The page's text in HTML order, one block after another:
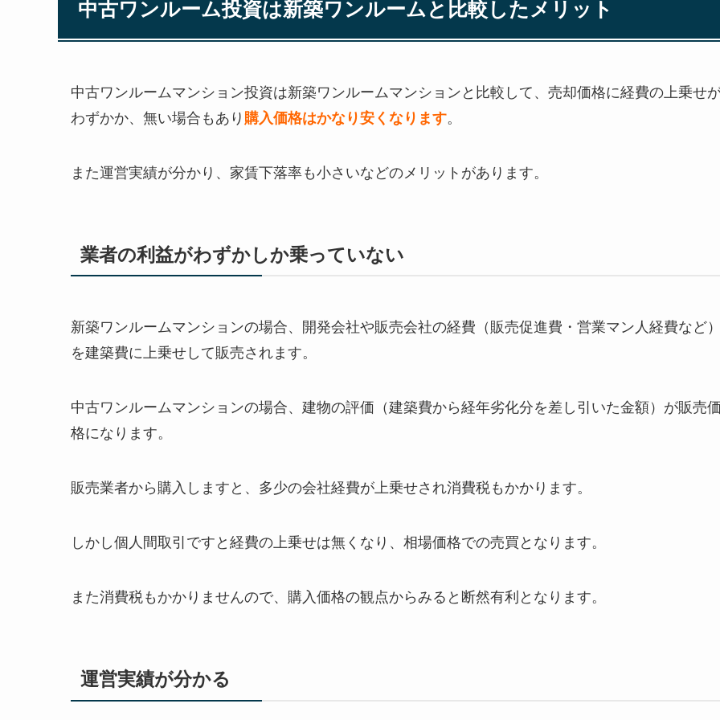
中古ワンルーム投資は新築ワンルームと比較したメリット
中古ワンルームマンション投資は新築ワンルームマンションと比較して、売却価格に経費の上乗せ
わずかか、無い場合もあり 購入価格はかなり安くなります。
また運営実績が分かり、家賃下落率も小さいなどのメリットがあります。
業者の利益がわずかしか乗っていない
新築ワンルームマンションの場合、開発会社や販売会社の経費（販売促進費・営業マン人経費など
を建築費に上乗せして販売されます。
中古ワンルームマンションの場合、建物の評価（建築費から経年劣化分を差し引いた金額）が販売
格になります。
販売業者から購入しますと、多少の会社経費が上乗せされ消費税もかかります。
しかし個人間取引ですと経費の上乗せは無くなり、相場価格での売買となります。
また消費税もかかりませんので、購入価格の観点からみると断然有利となります。
運営実績が分かる